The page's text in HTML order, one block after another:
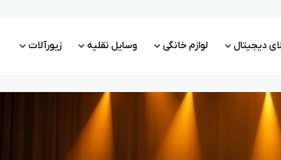
دیجیتال لوازم خانگی وسایل نقلیه زیورآلات